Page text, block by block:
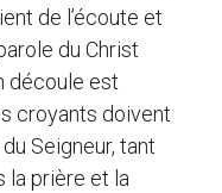
de l’écoute et
du Christ
découle est
croyants doivent
Seigneur, tant
la prière et la